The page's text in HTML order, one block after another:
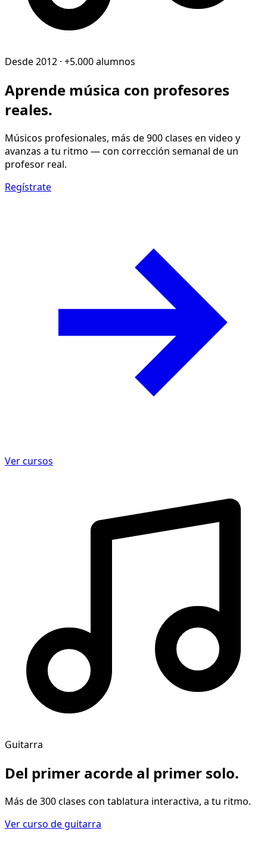
Desde 2012 · +5.000 alumnos
Aprende música con profesores
reales.
Músicos profesionales, más de 900 clases en video y
avanzas a tu ritmo — con corrección semanal de un
profesor real.
Regístrate
Ver cursos
Guitarra
Del primer acorde al primer solo.
Más de 300 clases con tablatura interactiva, a tu ritmo.
Ver curso de guitarra